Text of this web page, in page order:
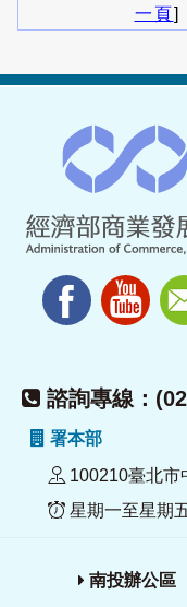
一頁]
諮詢專線：
署本部
100210臺北市
星期一至星期
南投辦公區